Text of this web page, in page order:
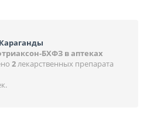
БХФЗ в аптеках
2лекарственных препарата